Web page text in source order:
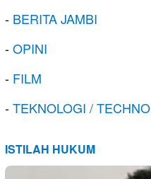
- BERITA JAMBI
-OPINI
- FILM
-TEKNOLOGI / TECHNO
ISTILAH HUKUM